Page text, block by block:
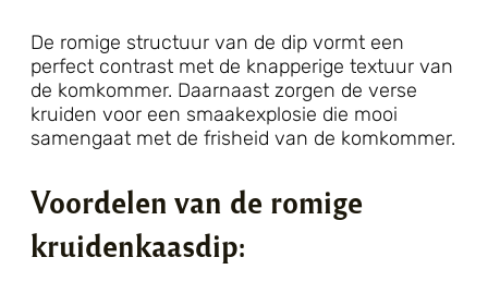
De romige structuur van de dip vormt een
perfect contrast met de knapperige textuur van
de komkommer. Daarnaast zorgen de verse
kruiden voor een smaakexplosie die mooi
samengaat met de frisheid van de komkommer.
Voordelen van de romige
kruidenkaasdip: